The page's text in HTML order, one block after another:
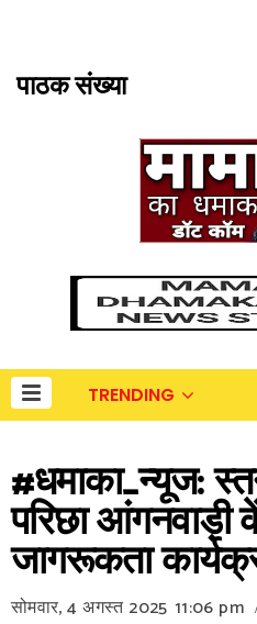
पाठक संख्या
TRENDING
#धमाका_न्यूज:
परिछा
जागरूकता
सोमवार, 4 अगस्त 2025 11:06 pm